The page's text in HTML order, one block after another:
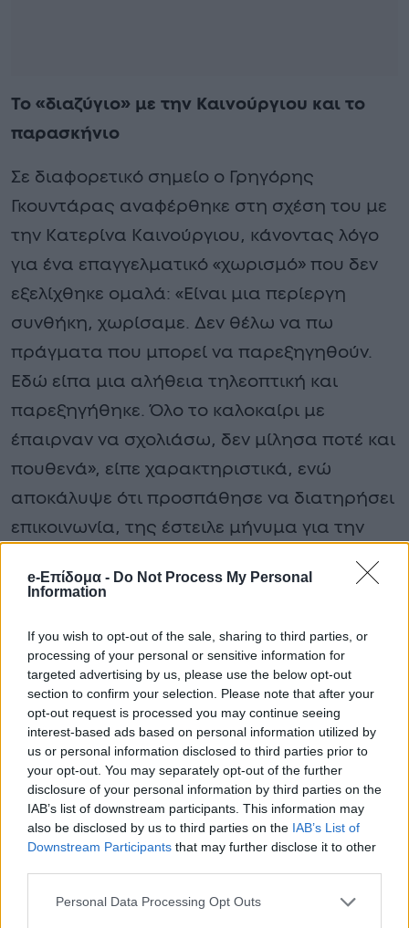
e-Επίδομα - Do Not Process My Personal
Information
If you wish to opt-out of the sale, sharing to third parties, or
processing of your personal or sensitive information for
targeted advertising by us, please use the below opt-out
section to confirm your selection. Please note that after your
opt-out request is processed you may continue seeing
interest-based ads based on personal information utilized by
us or personal information disclosed to third parties prior to
your opt-out. You may separately opt-out of the further
disclosure of your personal information by third parties on the
IAB’s list of downstream participants. This information may
also be disclosed by us to third parties on the IAB’s List of
Downstream Participants that may further disclose it to other
Personal Data Processing Opt Outs
Το «διαζύγιο» με την Καινούργιου και το
παρασκήνιο
Σε διαφορετικό σημείο ο Γρηγόρης
Γκουντάρας αναφέρθηκε στη σχέση του με
την Κατερίνα Καινούργιου, κάνοντας λόγο
για ένα επαγγελματικό «χωρισμό» που δεν
εξελίχθηκε ομαλά: «Είναι μια περίεργη
συνθήκη, χωρίσαμε. Δεν θέλω να πω
πράγματα που μπορεί να παρεξηγηθούν.
Εδώ είπα μια αλήθεια τηλεοπτική και
παρεξηγήθηκε. Όλο το καλοκαίρι με
έπαιρναν να σχολιάσω, δεν μίλησα ποτέ και
πουθενά», είπε χαρακτηριστικά, ενώ
αποκάλυψε ότι προσπάθησε να διατηρήσει
επικοινωνία, της έστειλε μήνυμα για την
Ο ίδιος υποστήριξε πως έφυγε από την
εκπομπή για να παραμείνει στην εταιρεία
παραγωγής του Νίκου Κοκλώνη, με την
Κατερίνα Καινούργιου να το ερμηνεύει ως
σημάδι ότι ήθελε να κάνει εκπομπή με τη
σύζυγό του: «Έδωσε μια συνέντευξη και είπε
ότι πρωταρχικό μέλημά μου ήταν να κάνω
εκπομπή με τη Ναταλί, ενώ δεν ίσχυε αυτό.
Ήμουν άνεργος μέχρι τον Οκτώβριο. Ξέρει